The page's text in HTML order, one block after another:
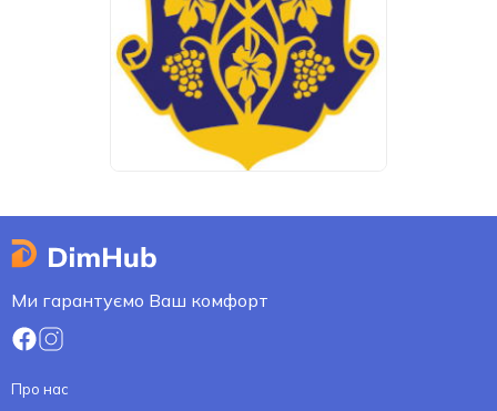
Ми гарантуємо Ваш комфорт
Про нас